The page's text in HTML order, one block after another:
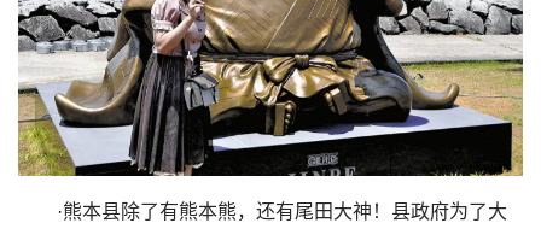
·熊本县除了有熊本熊，还有尾田大神！县政府为了大